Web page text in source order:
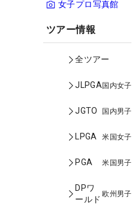
女子プロ写真館
ツアー情報
全ツアー
JLPGA国内女子
JGTO 国内男子
LPGA 米国女子
PGA 米国男子
DPワ
ールド
欧州男子